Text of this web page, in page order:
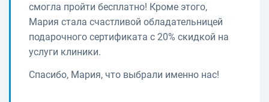
смогла пройти бесплатно! Кроме этого,
Мария стала счастливой обладательницей
подарочного сертификата с 20% скидкой на
услуги клиники.
Спасибо, Мария, что выбрали именно нас!